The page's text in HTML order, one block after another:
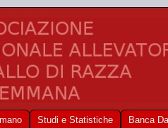
Studi e Statistiche
Banca